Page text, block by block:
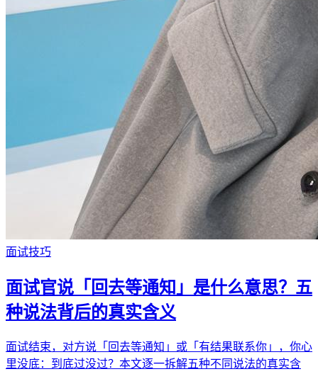
面试技巧
面试官说「回去等通知」是什么意思？五
种说法背后的真实含义
面试结束，对方说「回去等通知」或「有结果联系你」，你心
里没底：到底过没过？本文逐一拆解五种不同说法的真实含